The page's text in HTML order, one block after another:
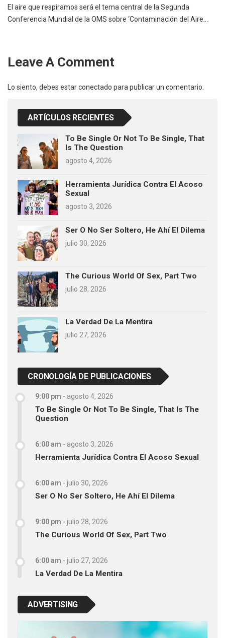
El aire que respiramos será el tema central de la Segunda
Conferencia Mundial de la OMS sobre ‘Contaminación del Aire…
Leave A Comment
Lo siento, debes estarconectado para publicar un comentario.
ARTÍCULOS RECIENTES
To Be Single Or Not To Be Single, That
Is The Question
agosto 4, 2026
Herramienta Jurídica Contra El Acoso
Sexual
agosto 3, 2026
Ser O No Ser Soltero, He Ahí El Dilema
julio 30, 2026
The Curious World Of Sex, Part Two
julio 28, 2026
La Verdad De La Mentira
julio 27, 2026
CRONOLOGÍA DE PUBLICACIONES
9:00 pm - agosto 4, 2026
To Be Single Or Not To Be Single, That Is The
Question
6:00 am - agosto 3, 2026
Herramienta Jurídica Contra El Acoso Sexual
6:00 am - julio 30, 2026
Ser O No Ser Soltero, He Ahí El Dilema
9:00 pm - julio 28, 2026
The Curious World Of Sex, Part Two
6:00 am - julio 27, 2026
La Verdad De La Mentira
ADVERTISING